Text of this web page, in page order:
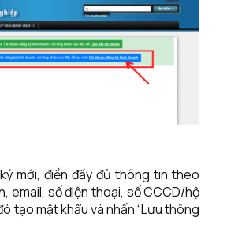
mới, điền đầy đủ thông tin theo
email, số điện thoại, số CCCD/hộ
tạo mật khẩu và nhấn “Lưu thông